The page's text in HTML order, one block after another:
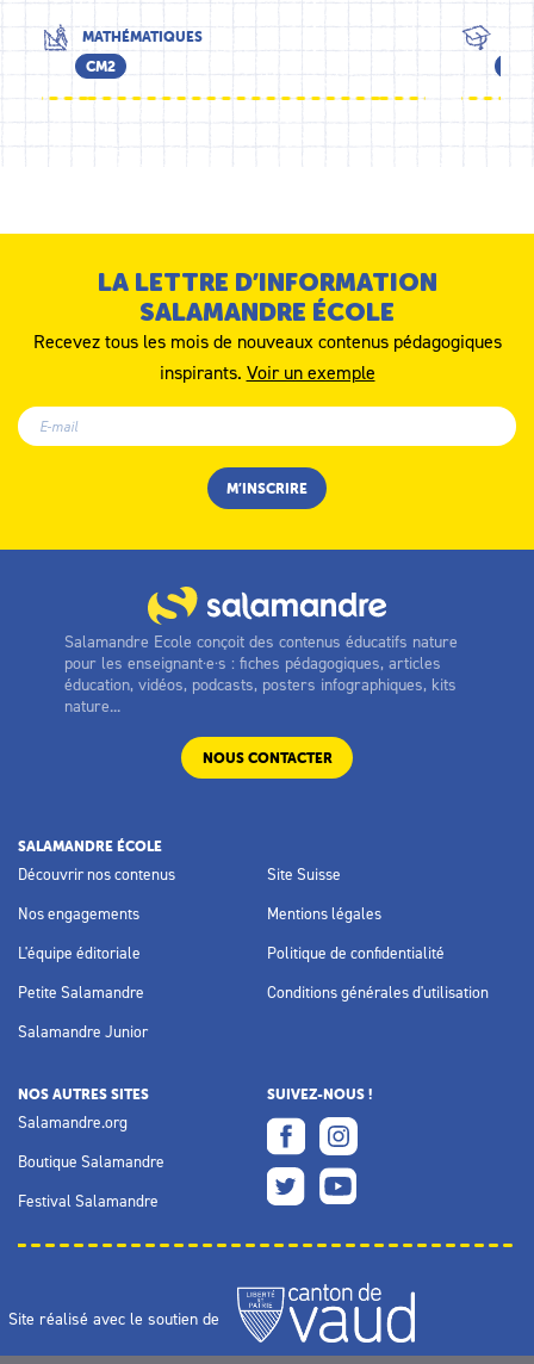
MATHÉMATIQUES
CM2
LA LETTRE D’INFORMATION
SALAMANDRE ÉCOLE
Recevez tous les mois de nouveaux contenus pédagogiques
inspirants. Voir un exemple
Salamandre Ecole conçoit des contenus éducatifs nature
pour les enseignant·e·s : fiches pédagogiques, articles
éducation, vidéos, podcasts, posters infographiques, kits
nature...
NOUS CONTACTER
SALAMANDRE ÉCOLE
Découvrir nos contenus
Nos engagements
L'équipe éditoriale
Petite Salamandre
Salamandre Junior
Site Suisse
Mentions légales
Politique de confidentialité
Conditions générales d'utilisation
NOS AUTRES SITES
Salamandre.org
Boutique Salamandre
Festival Salamandre
SUIVEZ-NOUS !
Site réalisé avec le soutien de